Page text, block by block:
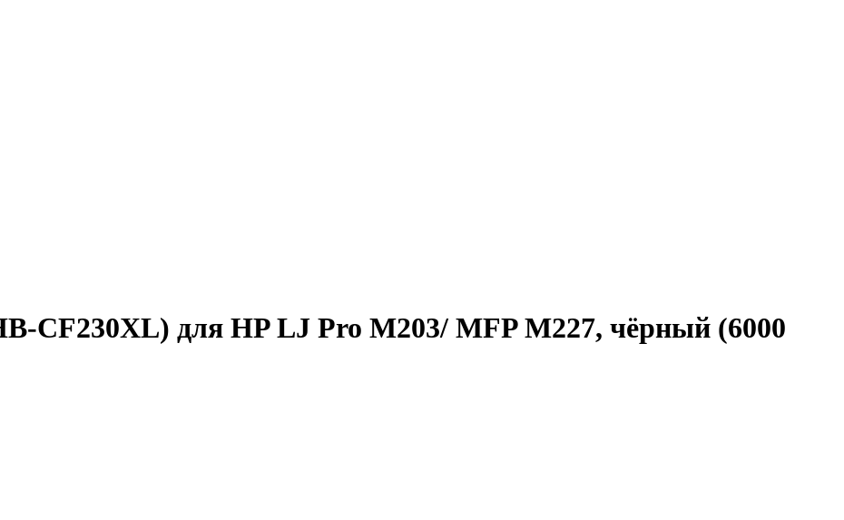
CF230XL) для HP LJ Pro M203/ MFP M227, чёрный (6000